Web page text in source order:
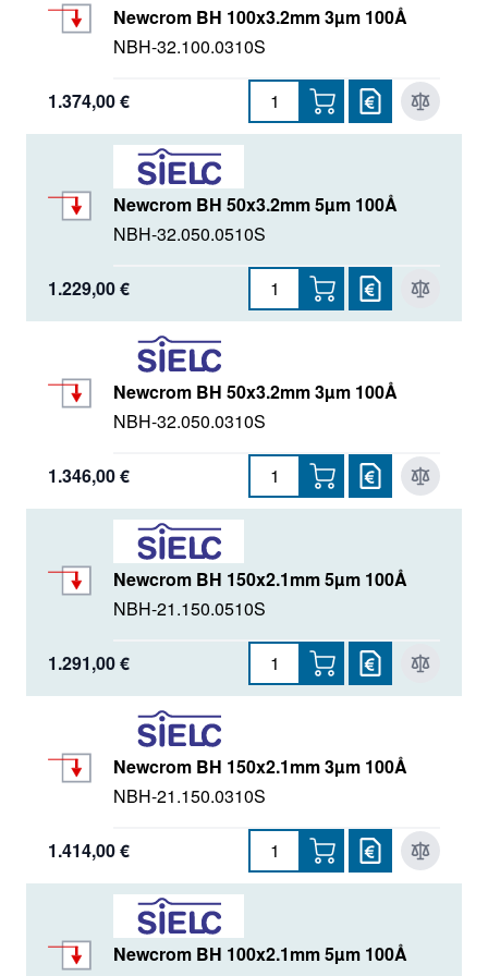
Newcrom BH 100x3.2mm 3µm 100Å
NBH-32.100.0310S
1.374,00 €
Newcrom BH 50x3.2mm 5µm 100Å
NBH-32.050.0510S
1.229,00 €
Newcrom BH 50x3.2mm 3µm 100Å
NBH-32.050.0310S
1.346,00 €
Newcrom BH 150x2.1mm 5µm 100Å
NBH-21.150.0510S
1.291,00 €
Newcrom BH 150x2.1mm 3µm 100Å
NBH-21.150.0310S
1.414,00 €
Newcrom BH 100x2.1mm 5µm 100Å